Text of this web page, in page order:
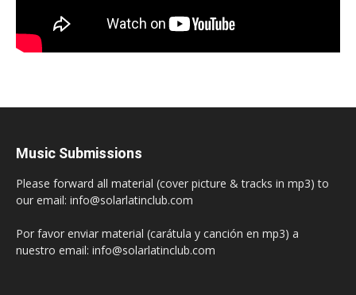
Music Submissions
Please forward all material (cover picture & tracks in mp3) to
our email: info@solarlatinclub.com
Por favor enviar material (carátula y canción en mp3) a
nuestro email: info@solarlatinclub.com